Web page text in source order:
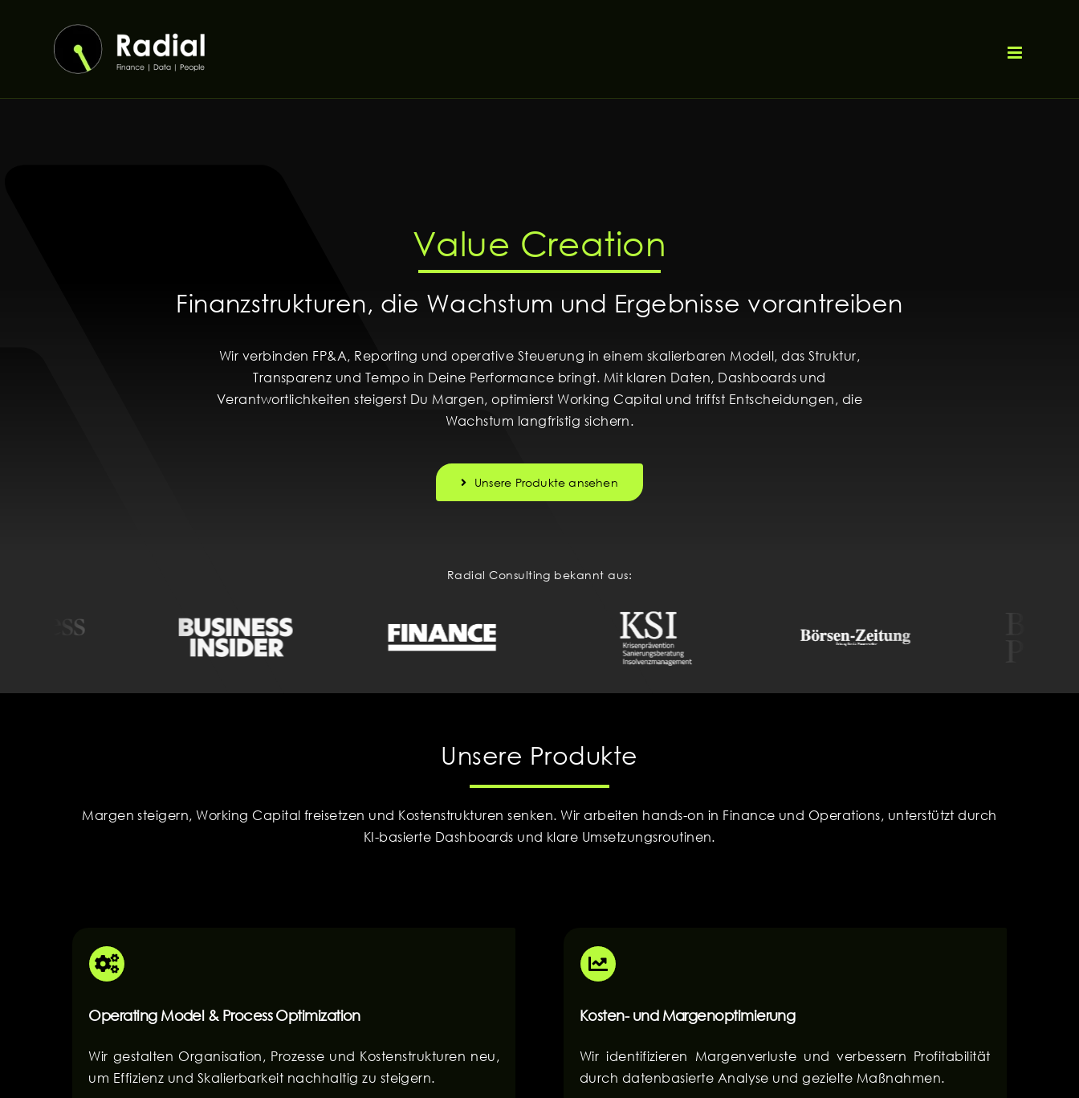
springen
Value Creation
Finanzstrukturen, die Wachstum und Ergebnisse vorantreiben
Wir verbinden FP&A, Reporting und operative Steuerung in einem skalierbaren Modell, das Struktur,
Transparenz und Tempo in Deine Performance bringt. Mit klaren Daten, Dashboards und
Verantwortlichkeiten steigerst Du Margen, optimierst Working Capital und triffst Entscheidungen, die
Wachstum langfristig sichern.
Unsere Produkte ansehen
Radial Consulting bekannt aus:
Unsere Produkte
Margen steigern, Working Capital freisetzen und Kostenstrukturen senken. Wir arbeiten hands-on in Finance und Operations, unterstützt durch
KI-basierte Dashboards und klare Umsetzungsroutinen.
Operating Model & Process Optimization
Wir gestalten Organisation, Prozesse und Kostenstrukturen neu,
um Effizienz und Skalierbarkeit nachhaltig zu steigern.
Kosten- und Margenoptimierung
Wir identifizieren Margenverluste und verbessern Profitabilität
durch datenbasierte Analyse und gezielte Maßnahmen.